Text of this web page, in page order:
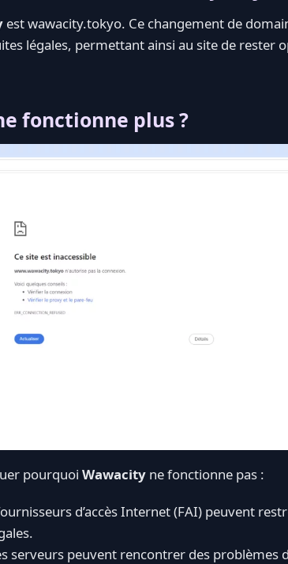
est wawacity.tokyo. Ce changement de
légales, permettant ainsi au site de rester
fonctionne plus ?
pourquoi Wawacity ne fonctionne pas :
d’accès Internet (FAI) peuvent
serveurs peuvent rencontrer des problèmes